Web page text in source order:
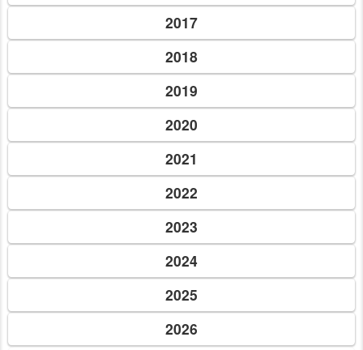
2017
2018
2019
2020
2021
2022
2023
2024
2025
2026